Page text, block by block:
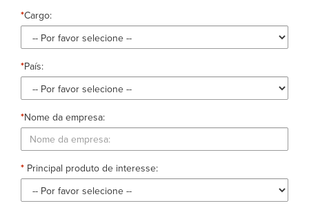
*Cargo:
*País:
*Nome da empresa:
* Principal produto de interesse: